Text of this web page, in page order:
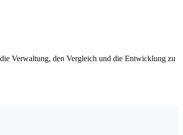
Verwaltung, den Vergleich und die Entwicklung zu